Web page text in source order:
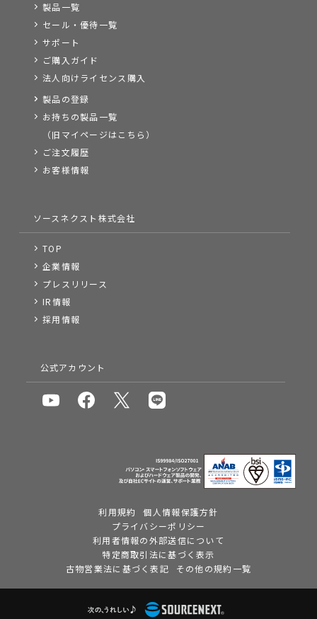
製品一覧
セール・優待一覧
サポート
ご購入ガイド
法人向けライセンス購入
製品の登録
お持ちの製品一覧
（旧マイページはこちら）
ご注文履歴
お客様情報
ソースネクスト株式会社
TOP
企業情報
プレスリリース
IR情報
採用情報
公式アカウント
利用規約
個人情報保護方針
プライバシーポリシー
利用者情報の外部送信について
特定商取引法に基づく表示
古物営業法に基づく表記
その他の規約一覧